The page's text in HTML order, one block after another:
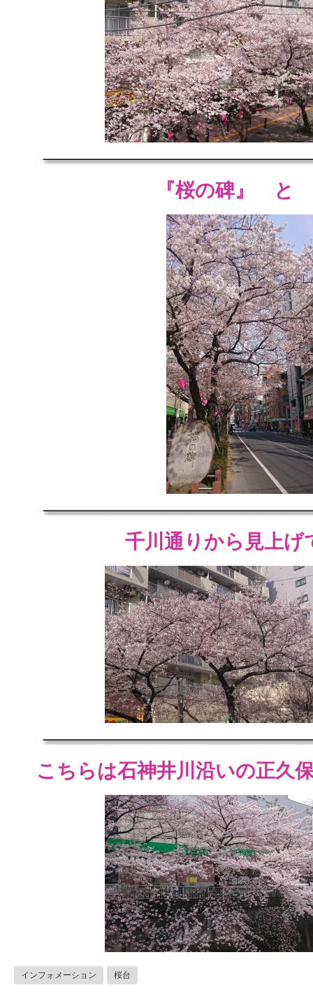
『桜の碑』 と
千川通りから見上げ
こちらは石神井川沿いの正久
インフォメーション 桜台